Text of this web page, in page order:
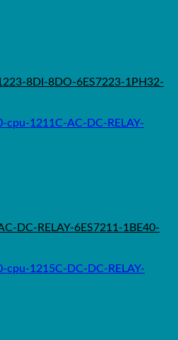
8DI-8DO-6ES7223-1PH32-
DC-RELAY-6ES7211-1BE40-